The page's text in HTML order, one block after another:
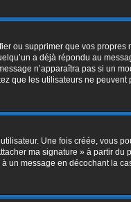
ou supprimer que vos
a déjà répondu au
n’apparaîtra pas si un
que les utilisateurs ne
Une fois créée, vous
ma signature » à partir du
un message en décochant la